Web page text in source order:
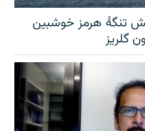
تنگهٔ هرمز خوشبین
گلریز